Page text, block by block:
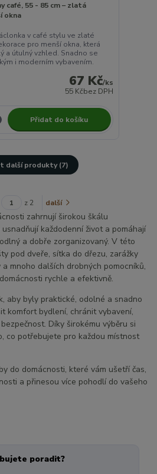
café, 55 - 85 cm – zlatá
okna
v café stylu ve zlaté
pro menší okna, která
a útulný vzhled. Snadno se
i moderním vybavením.
67 Kč/ks
55 Kčbez DPH
Přidat do košíku
další produkty (7)
z 2 další
zahrnují širokou škálu
každodenní život a pomáhají
a dobře zorganizovaný. V této
pod dveře, sítka do dřezu, zarážky
mnoho dalších drobných pomocníků,
rychle a efektivně.
aby byly praktické, odolné a snadno
komfort bydlení, chránit vybavení,
Díky širokému výběru si
co potřebujete pro každou místnost
do domácnosti, které vám ušetří čas,
a přinesou více pohodlí do vašeho
poradit?